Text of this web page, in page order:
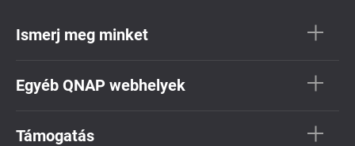
Ismerj meg minket
Egyéb QNAP webhelyek
Támogatás